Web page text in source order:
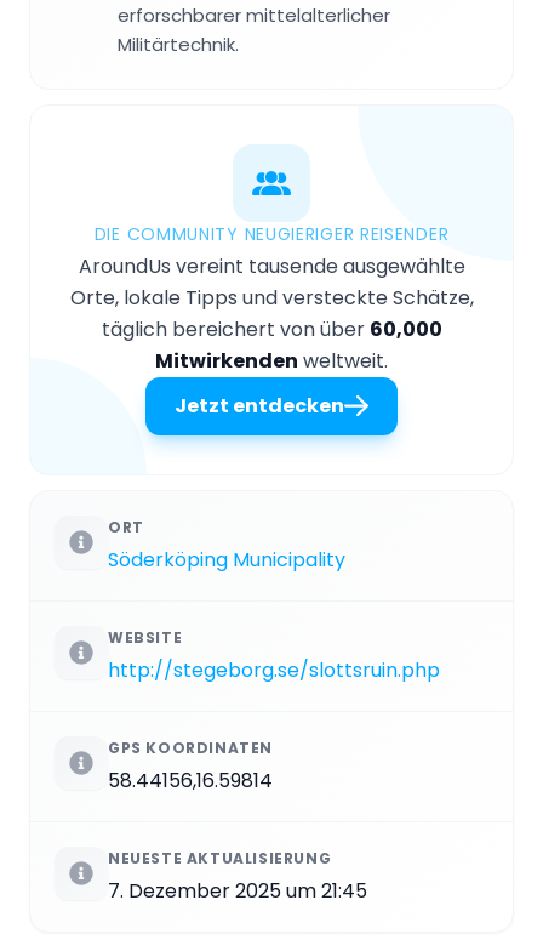
erforschbarer mittelalterlicher
Militärtechnik.
DIE COMMUNITY NEUGIERIGER REISENDER
AroundUs vereint tausende ausgewählte
Orte, lokale Tipps und versteckte Schätze,
täglich bereichert von über 60,000
Mitwirkenden weltweit.
Jetzt entdecken
ORT
Söderköping Municipality
WEBSITE
http://stegeborg.se/slottsruin.php
GPS KOORDINATEN
58.44156,16.59814
NEUESTE AKTUALISIERUNG
7. Dezember 2025 um 21:45